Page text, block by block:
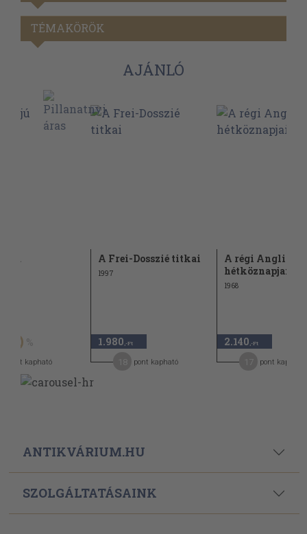
TÉMAKÖRÖK
AJÁNLÓ
50
pont kapható
A Frei-Dosszié titkai
1997
1.980 ,-Ft
pont kapható
A régi Anglia
hétköznapjai
1968
2.140 ,-Ft
pont kapható
ANTIKVÁRIUM.HU
SZOLGÁLTATÁSAINK